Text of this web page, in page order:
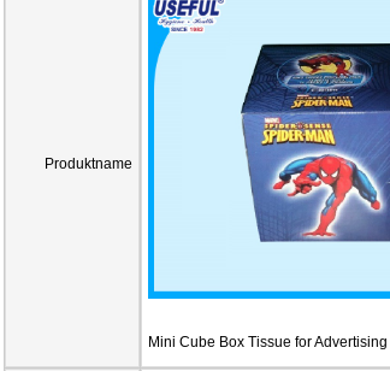
Produktname
Mini Cube Box Tissue for